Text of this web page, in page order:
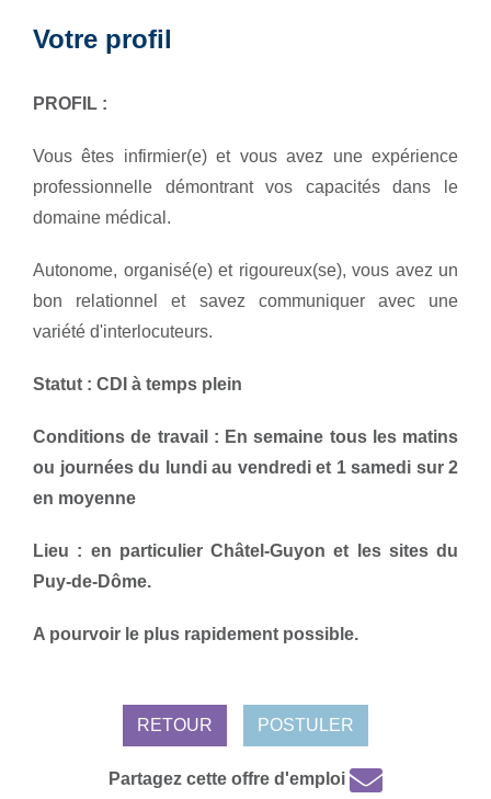
Votre profil
PROFIL :
Vous êtes infirmier(e) et vous avez une expérience
professionnelle démontrant vos capacités dans le
domaine médical.
Autonome, organisé(e) et rigoureux(se), vous avez un
bon relationnel et savez communiquer avec une
variété d'interlocuteurs.
Statut : CDI à temps plein
Conditions de travail : En semaine tous les matins
ou journées du lundi au vendredi et 1 samedi sur 2
en moyenne
Lieu : en particulier Châtel-Guyon et les sites du
Puy-de-Dôme.
A pourvoir le plus rapidement possible.
RETOUR POSTULER
Partagez cette offre d'emploi